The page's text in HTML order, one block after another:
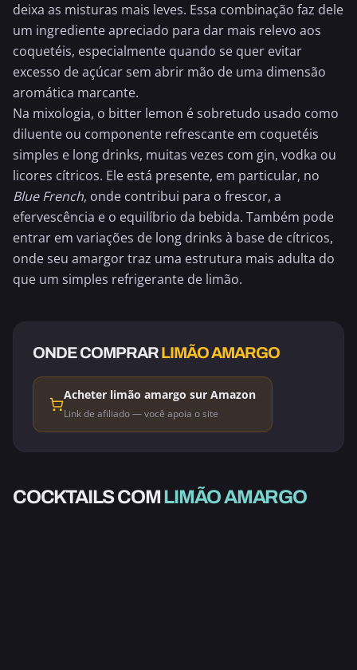
deixa as misturas mais leves. Essa combinação faz dele
um ingrediente apreciado para dar mais relevo aos
coquetéis, especialmente quando se quer evitar
excesso de açúcar sem abrir mão de uma dimensão
aromática marcante.
Na mixologia, o bitter lemon é sobretudo usado como
diluente ou componente refrescante em coquetéis
simples e long drinks, muitas vezes com gin, vodka ou
licores cítricos. Ele está presente, em particular, no
Blue French, onde contribui para o frescor, a
efervescência e o equilíbrio da bebida. Também pode
entrar em variações de long drinks à base de cítricos,
onde seu amargor traz uma estrutura mais adulta do
que um simples refrigerante de limão.
ONDE COMPRARLIMÃO AMARGO
Acheter limão amargo sur Amazon
Link de afiliado — você apoia o site
COCKTAILS COMLIMÃO AMARGO
FRANCÊS AZUL